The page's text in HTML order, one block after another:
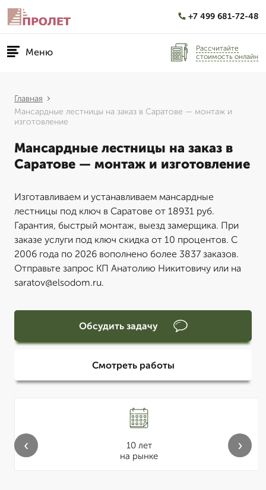
+7 499 681-72-48
Меню
Рассчитайте
стоимость онлайн
Главная
Мансардные лестницы на заказ в Саратове — монтаж и
изготовление
Мансардные лестницы на заказ в
Саратове — монтаж и изготовление
Изготавливаем и устанавливаем мансардные
лестницы под ключ в Саратове от 18931 руб.
Гарантия, быстрый монтаж, выезд замерщика. При
заказе услуги под ключ скидка от 10 процентов. С
2006 года по 2026 вополнено более 3837 заказов.
Отправьте запрос КП Анатолию Никитовичу или на
saratov@elsodom.ru.
Обсудить задачу
Смотреть работы
10 лет
на рынке
‹ ›